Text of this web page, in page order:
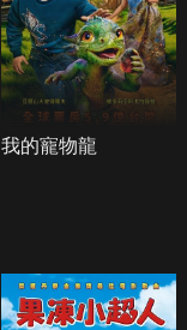
我的寵物龍